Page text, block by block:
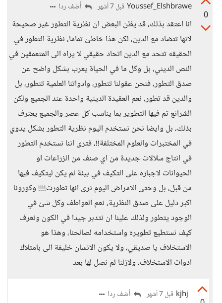
0
Youssef_Elshbrawe قبل 7 أشهر أضف ردا
انا اعتقد بذلك، قد يظن البعض ان نظرية التطور غير صحيحة
لانها تتضاد مع الدين، لكن هذا خاطئ تماما، نظرية التطور في
الحقيقه تتحد مع الدين اتحاد حقيقي لا يراه الى المتعمقين في
النص الديني، بل وكل ما في الحياة يعرب بشكل واضح عن
صدق التطور، فنحن عقولنا تتطور، وادواتنا العلمية تتطور، بل
والدين قد تطور، نعم العقيدة الدينية واحدة عند الجميع ولكن
الشرائع تم فيها التطوير بما يناسب كل عصر والجميع يعترف
بذلك، بل وايضا نحن نستخدم اليوم نظرية التطور بشكل يدوي
في المختبرات والعلوم المختلفة!!، فترى اننا نستخدم التطور
في انتاج سلالات جديدة من اي صنف من الزراعات او
الحيوانات لاجباره على التكيف في بيئة لم يكن ليتكيف فيها
من قبل، بل وحتى الامراض اليوم نرى انها تطورت!!!! وكورونا
اكبر دليل على صدق النظرية، نعم العواطف وكل شئ في
الوجود يتطور ولذلك علينا ان نتدبر جيدا في الكون ونعرف
كيف نستطيع تطويره واستخدامه لصالحنا، وهذا هو
الاستخلاف يا صديقي، ولا يكون الانسان خليفة الى بامتلاك
ادوات الاستخلاف، ولازلنا لم نصل لها بعد
kjhj قبل 7 أشهر أضف ردا